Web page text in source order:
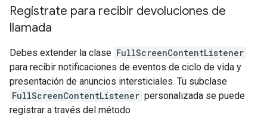
Regístrate para recibir devoluciones de
llamada
Debes extender la clase FullScreenContentListener
para recibir notificaciones de eventos de ciclo de vida y
presentación de anuncios intersticiales. Tu subclase
FullScreenContentListener personalizada se puede
registrar a través del método